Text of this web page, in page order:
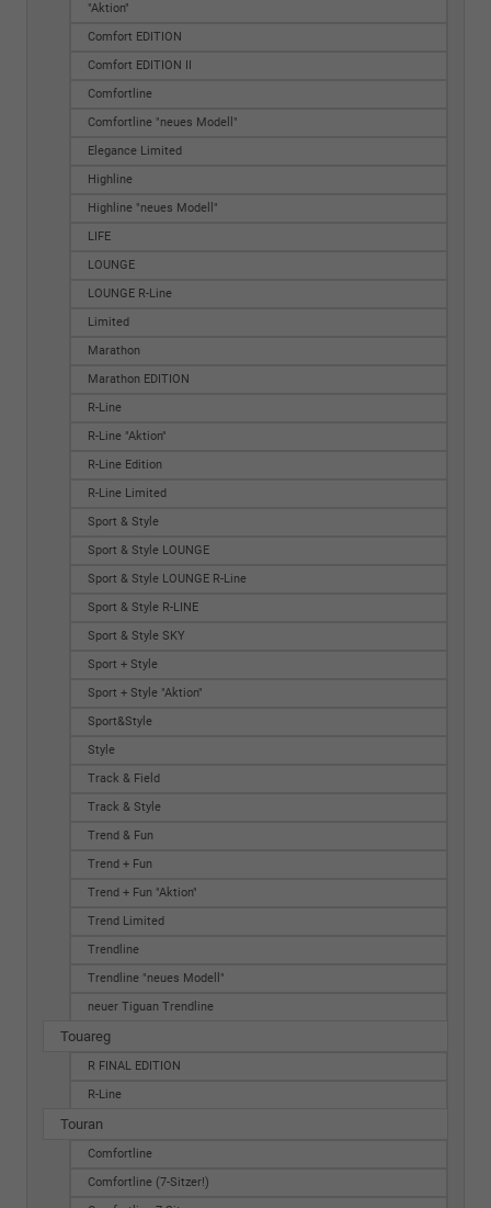
"Aktion"
Comfort EDITION
Comfort EDITION II
Comfortline
Comfortline "neues Modell"
Elegance Limited
Highline
Highline "neues Modell"
LIFE
LOUNGE
LOUNGE R-Line
Limited
Marathon
Marathon EDITION
R-Line
R-Line "Aktion"
R-Line Edition
R-Line Limited
Sport & Style
Sport & Style LOUNGE
Sport & Style LOUNGE R-Line
Sport & Style R-LINE
Sport & Style SKY
Sport + Style
Sport + Style "Aktion"
Sport&Style
Style
Track & Field
Track & Style
Trend & Fun
Trend + Fun
Trend + Fun "Aktion"
Trend Limited
Trendline
Trendline "neues Modell"
neuer Tiguan Trendline
Touareg
R FINAL EDITION
R-Line
Touran
Comfortline
Comfortline (7-Sitzer!)